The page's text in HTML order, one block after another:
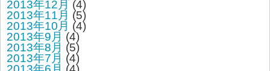
2013年12月 (4)
2013年11月 (5)
2013年10月 (4)
2013年9月 (4)
2013年8月 (5)
2013年7月 (4)